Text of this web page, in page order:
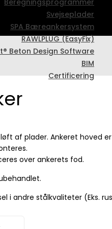
Beregningsprogrammer
Svejseplader
SPA Bæreankersystem
RAWLPLUG (EasyFix)
Beton Design Software
BIM
Certificering
af plader. Ankeret hoved
over ankerets fod.
i andre stålkvaliteter (Eks.